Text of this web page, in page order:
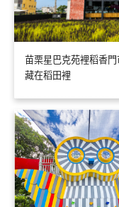
苗栗星巴克苑裡稻香
藏在稻田裡